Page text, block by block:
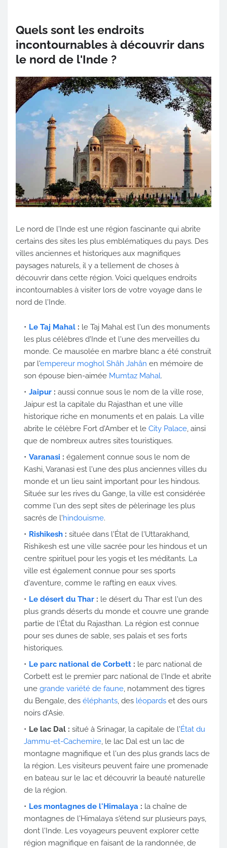
Quels sont les endroits
incontournables à découvrir dans
le nord de l'Inde ?
Le nord de l'Inde est une région fascinante qui abrite
certains des sites les plus emblématiques du pays. Des
villes anciennes et historiques aux magnifiques
paysages naturels, il y a tellement de choses à
découvrir dans cette région. Voici quelques endroits
incontournables à visiter lors de votre voyage dans le
nord de l'Inde.
Le Taj Mahal : le Taj Mahal est l'un des monuments
les plus célèbres d'Inde et l'une des merveilles du
monde. Ce mausolée en marbre blanc a été construit
par l'empereur moghol Shâh Jahân en mémoire de
son épouse bien-aimée Mumtaz Mahal.
Jaipur : aussi connue sous le nom de la ville rose,
Jaipur est la capitale du Rajasthan et une ville
historique riche en monuments et en palais. La ville
abrite le célèbre Fort d'Amber et le City Palace, ainsi
que de nombreux autres sites touristiques.
Varanasi : également connue sous le nom de
Kashi, Varanasi est l'une des plus anciennes villes du
monde et un lieu saint important pour les hindous.
Située sur les rives du Gange, la ville est considérée
comme l'un des sept sites de pèlerinage les plus
sacrés de l'hindouisme.
Rishikesh : située dans l'État de l'Uttarakhand,
Rishikesh est une ville sacrée pour les hindous et un
centre spirituel pour les yogis et les méditants. La
ville est également connue pour ses sports
d'aventure, comme le rafting en eaux vives.
Le désert du Thar : le désert du Thar est l'un des
plus grands déserts du monde et couvre une grande
partie de l'État du Rajasthan. La région est connue
pour ses dunes de sable, ses palais et ses forts
historiques.
Le parc national de Corbett : le parc national de
Corbett est le premier parc national de l'Inde et abrite
une grande variété de faune, notamment des tigres
du Bengale, des éléphants, des léopards et des ours
noirs d'Asie.
Le lac Dal : situé à Srinagar, la capitale de l'État du
Jammu-et-Cachemire, le lac Dal est un lac de
montagne magnifique et l'un des plus grands lacs de
la région. Les visiteurs peuvent faire une promenade
en bateau sur le lac et découvrir la beauté naturelle
de la région.
Les montagnes de l'Himalaya : la chaîne de
montagnes de l'Himalaya s'étend sur plusieurs pays,
dont l'Inde. Les voyageurs peuvent explorer cette
région magnifique en faisant de la randonnée, de